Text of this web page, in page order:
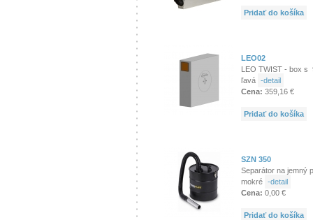
Pridať do košíka
LEO02
LEO TWIST - box s
ľavá -detail
Cena: 359,16 €
Pridať do košíka
SZN 350
Separátor na jemný
mokré -detail
Cena: 0,00 €
Pridať do košíka